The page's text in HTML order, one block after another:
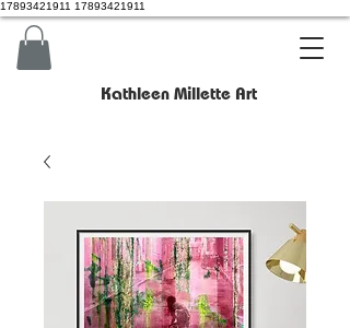
17893421911 17893421911
Kathleen Millette Art